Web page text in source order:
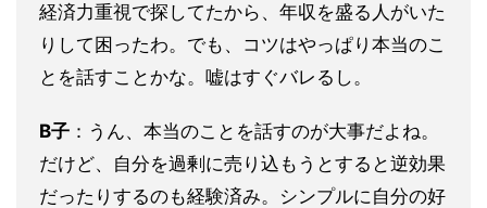
経済力重視で探してたから、年収を盛る人がいた
りして困ったわ。でも、コツはやっぱり本当のこ
とを話すことかな。嘘はすぐバレるし。
B子 ：うん、本当のことを話すのが大事だよね。
だけど、自分を過剰に売り込もうとすると逆効果
だったりするのも経験済み。シンプルに自分の好